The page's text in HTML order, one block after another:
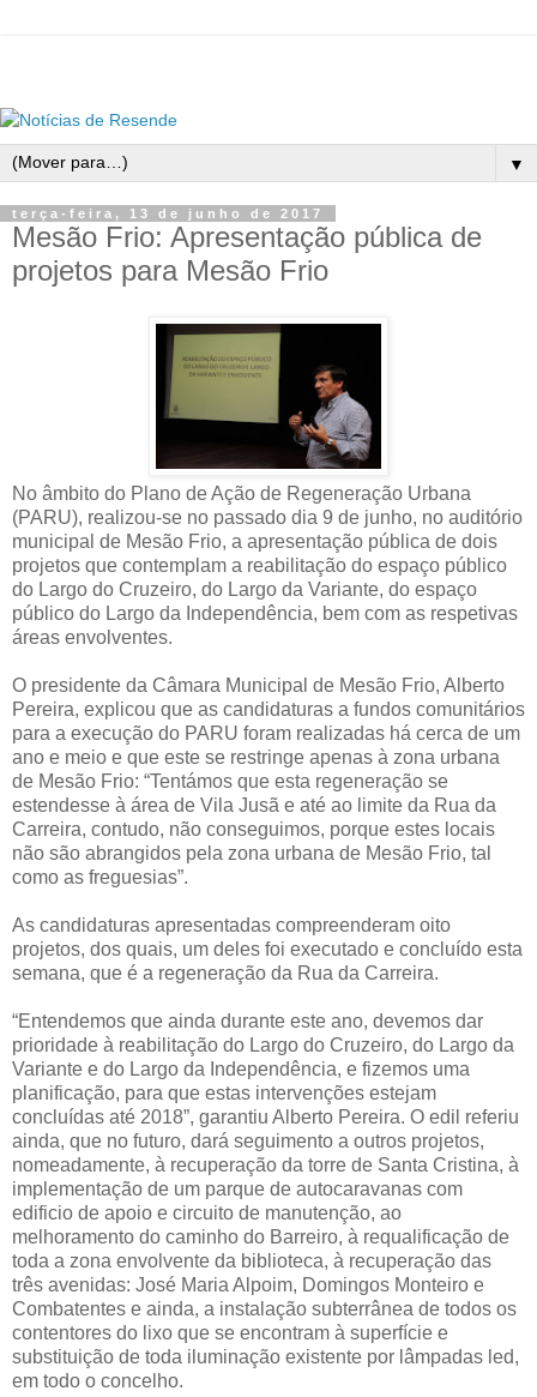
▼
terça-feira, 13 de junho de 2017
Mesão Frio: Apresentação pública de
projetos para Mesão Frio
No âmbito do Plano de Ação de Regeneração Urbana
(PARU), realizou-se no passado dia 9 de junho, no auditório
municipal de Mesão Frio, a apresentação pública de dois
projetos que contemplam a reabilitação do espaço público
do Largo do Cruzeiro, do Largo da Variante, do espaço
público do Largo da Independência, bem com as respetivas
áreas envolventes.
O presidente da Câmara Municipal de Mesão Frio, Alberto
Pereira, explicou que as candidaturas a fundos comunitários
para a execução do PARU foram realizadas há cerca de um
ano e meio e que este se restringe apenas à zona urbana
de Mesão Frio: “Tentámos que esta regeneração se
estendesse à área de Vila Jusã e até ao limite da Rua da
Carreira, contudo, não conseguimos, porque estes locais
não são abrangidos pela zona urbana de Mesão Frio, tal
como as freguesias”.
As candidaturas apresentadas compreenderam oito
projetos, dos quais, um deles foi executado e concluído esta
semana, que é a regeneração da Rua da Carreira.
“Entendemos que ainda durante este ano, devemos dar
prioridade à reabilitação do Largo do Cruzeiro, do Largo da
Variante e do Largo da Independência, e fizemos uma
planificação, para que estas intervenções estejam
concluídas até 2018”, garantiu Alberto Pereira. O edil referiu
ainda, que no futuro, dará seguimento a outros projetos,
nomeadamente, à recuperação da torre de Santa Cristina, à
implementação de um parque de autocaravanas com
edificio de apoio e circuito de manutenção, ao
melhoramento do caminho do Barreiro, à requalificação de
toda a zona envolvente da biblioteca, à recuperação das
três avenidas: José Maria Alpoim, Domingos Monteiro e
Combatentes e ainda, a instalação subterrânea de todos os
contentores do lixo que se encontram à superfície e
substituição de toda iluminação existente por lâmpadas led,
em todo o concelho.